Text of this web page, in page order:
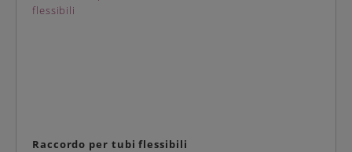
Raccordo per tubi flessibili